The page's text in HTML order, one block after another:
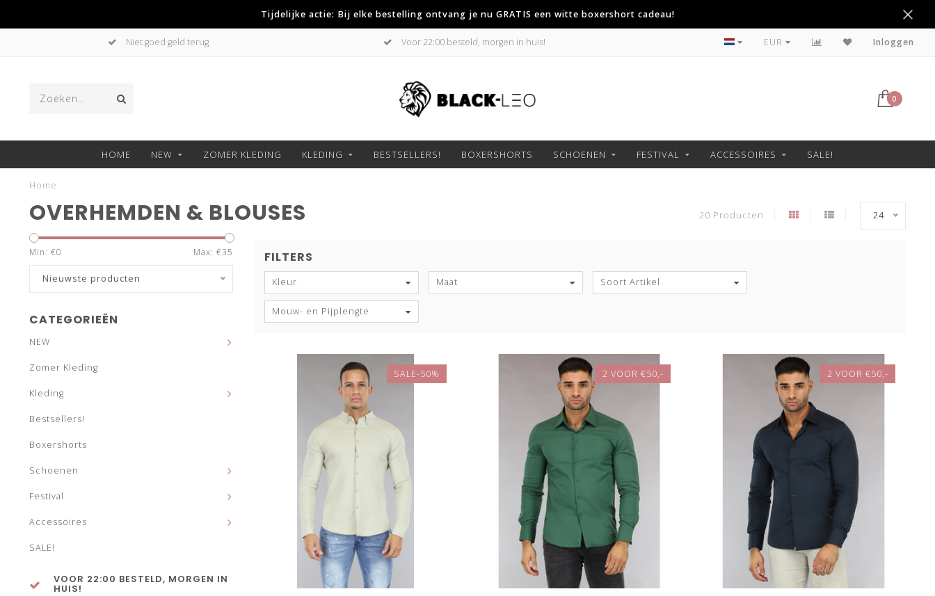
Tijdelijke actie: Bij elke bestelling ontvang je nu GRATIS een witte boxershort cadeau!
Voor 22:00 besteld, morgen in huis! Gratis verzending boven de €75,- EUR Inloggen
0
HOME NEW ZOMER KLEDING KLEDING BESTSELLERS! BOXERSHORTS SCHOENEN FESTIVAL ACCESSOIRES SALE!
Home
OVERHEMDEN & BLOUSES 20 Producten 24
Min: €0 Max: €35
Nieuwste producten
CATEGORIEËN
NEW
Zomer Kleding
Kleding
Bestsellers!
Boxershorts
Schoenen
Festival
Accessoires
SALE!
VOOR 22:00 BESTELD, MORGEN IN
HUIS!
FILTERS
Kleur Maat Soort Artikel
Mouw- en Pijplengte
SALE-50% 2 VOOR €50,- 2 VOOR €50,-